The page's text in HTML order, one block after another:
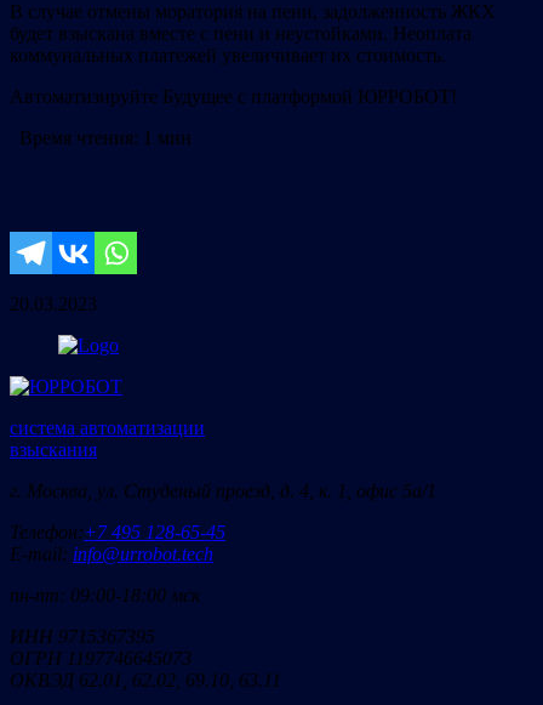
В случае отмены моратория на пени, задолженность ЖКХ
будет взыскана вместе с пени и неустойками. Неоплата
коммунальных платежей увеличивает их стоимость.
Автоматизируйте Будущее с платформой ЮРРОБОТ!
Время чтения: 1 мин
20.03.2023
система автоматизации
взыскания
г. Москва, ул. Студеный проезд, д. 4, к. 1, офис 5а/1
Телефон:+7 495 128-65-45
E-mail: info@urrobot.tech
пн-пт: 09:00-18:00 мск
ИНН 9715367395
ОГРН 1197746645073
ОКВЭД 62.01, 62.02, 69.10, 63.11